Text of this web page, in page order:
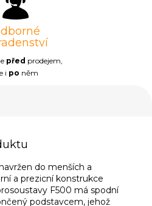
před prodejem,
i po něm
do menších a
a prezicní konstrukce
F500 má spodní
podstavcem, jehož